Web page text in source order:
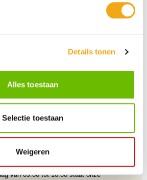
Details tonen
Alles toestaan
Selectie toestaan
Weigeren
van 09.00 tot 16.00 staat onze